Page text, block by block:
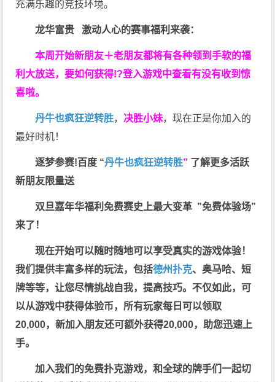
充满乐趣的竞技环境。
龙华富贵 激动人心的赛事福利来袭：
本周开始新朋友＋老朋友都将有各种领到手软的福
利大放送，要如何获得!?登入游戏中查看有没有收到惊
喜啦。
丹牛也疯狂逆转胜， 决胜小妹，现在正是你加入的
最好时机！
逐梦参赛!百度 “丹牛也疯狂逆转胜” 了解更多活跃
新朋友限量送
双旦嘉年华福利免费赛史上最大变革 ”免费体验场”
来了！
现在开始可以随时随地可以享受真实的游戏体验！
我们提供丰富多样的玩法，包括德州扑克、奥马哈、短
牌等等，让您尽情挑战自我，提高技巧。不仅如此， 可
以从游戏中获得体验币，所有玩家每日可以领取
20,000，新加入朋友还可额外获得20,000，助您迅速上
手。
加入我们的免费扑克游戏，和全球的牌手们一起切